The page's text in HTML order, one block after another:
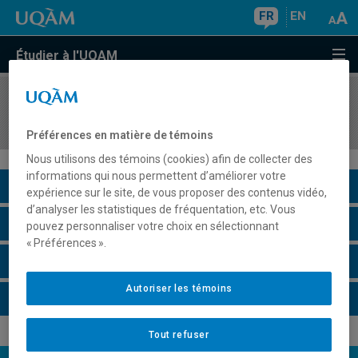
FR EN
Étudier à l'UQAM
COURS//
Description du cours
Horaire - Été 2026
Préférences en matière de témoins
Nous utilisons des témoins (cookies) afin de collecter des
informations qui nous permettent d’améliorer votre
expérience sur le site, de vous proposer des contenus vidéo,
d’analyser les statistiques de fréquentation, etc. Vous
pouvez personnaliser votre choix en sélectionnant
« Préférences ».
Tout refuser
Autoriser les témoins